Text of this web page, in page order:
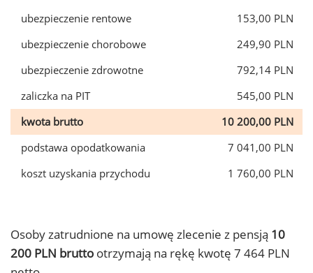
ubezpieczenie rentowe
153,00 PLN
ubezpieczenie chorobowe
249,90 PLN
ubezpieczenie zdrowotne
792,14 PLN
zaliczka na PIT
545,00 PLN
kwota brutto
10 200,00 PLN
podstawa opodatkowania
7 041,00 PLN
koszt uzyskania przychodu
1 760,00 PLN
Osoby zatrudnione na umowę zlecenie z pensją 10
200 PLN brutto otrzymają na rękę kwotę 7 464 PLN